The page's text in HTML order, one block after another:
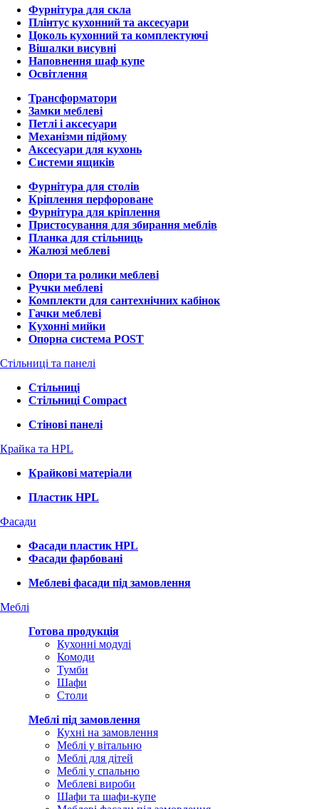
Фурнітура для скла
Плінтус кухонний та аксесуари
Цоколь кухонний та комплектуючі
Вішалки висувні
Наповнення шаф купе
Освітлення
Трансформатори
Замки меблеві
Петлі і аксесуари
Механізми підйому
Аксесуари для кухонь
Системи ящиків
Фурнітура для столів
Кріплення перфороване
Фурнітура для кріплення
Пристосування для збирання меблів
Планка для стільниць
Жалюзі меблеві
Опори та ролики меблеві
Ручки меблеві
Комплекти для сантехнічних кабінок
Гачки меблеві
Кухонні мийки
Опорна система POST
Стільниці та панелі
Стільниці
Стільниці Compact
Стінові панелі
Крайка та HPL
Крайкові матеріали
Пластик HPL
Фасади
Фасади пластик HPL
Фасади фарбовані
Меблеві фасади під замовлення
Меблі
Готова продукція
Кухонні модулі
Комоди
Тумби
Шафи
Столи
Меблі під замовлення
Кухні на замовлення
Меблі у вітальню
Меблі для дітей
Меблі у спальню
Меблеві вироби
Шафи та шафи-купе